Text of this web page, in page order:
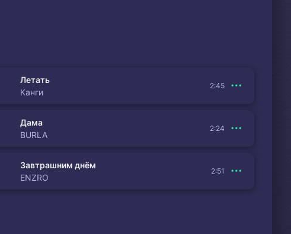
Летать
Канги
2:45
Дама
BURLA
2:24
Завтрашним днём
ENZRO
2:51